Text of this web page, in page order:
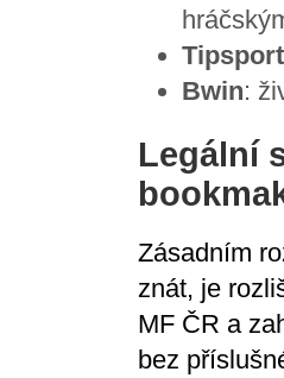
Tipsport
Bwin:
Legální
Zásadním
znát, je
MF ČR a
bez